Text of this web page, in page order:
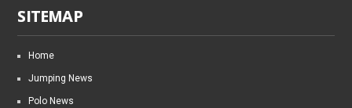
SITEMAP
Home
Jumping News
Polo News